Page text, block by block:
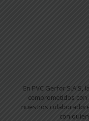
En PVC Gerfor
comprometidos
nuestros
con